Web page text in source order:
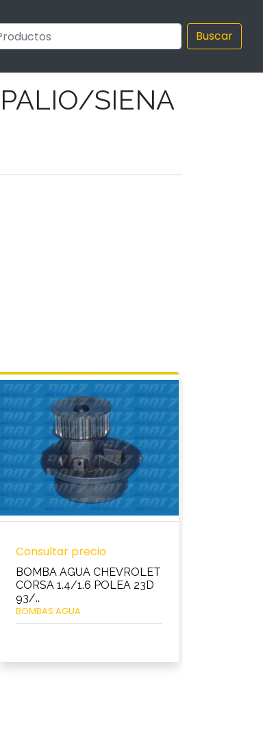
Buscar
SIENA
Consultar precio
BOMBA AGUA CHEVROLET
CORSA 1.4/1.6 POLEA 23D
93/..
BOMBAS AGUA